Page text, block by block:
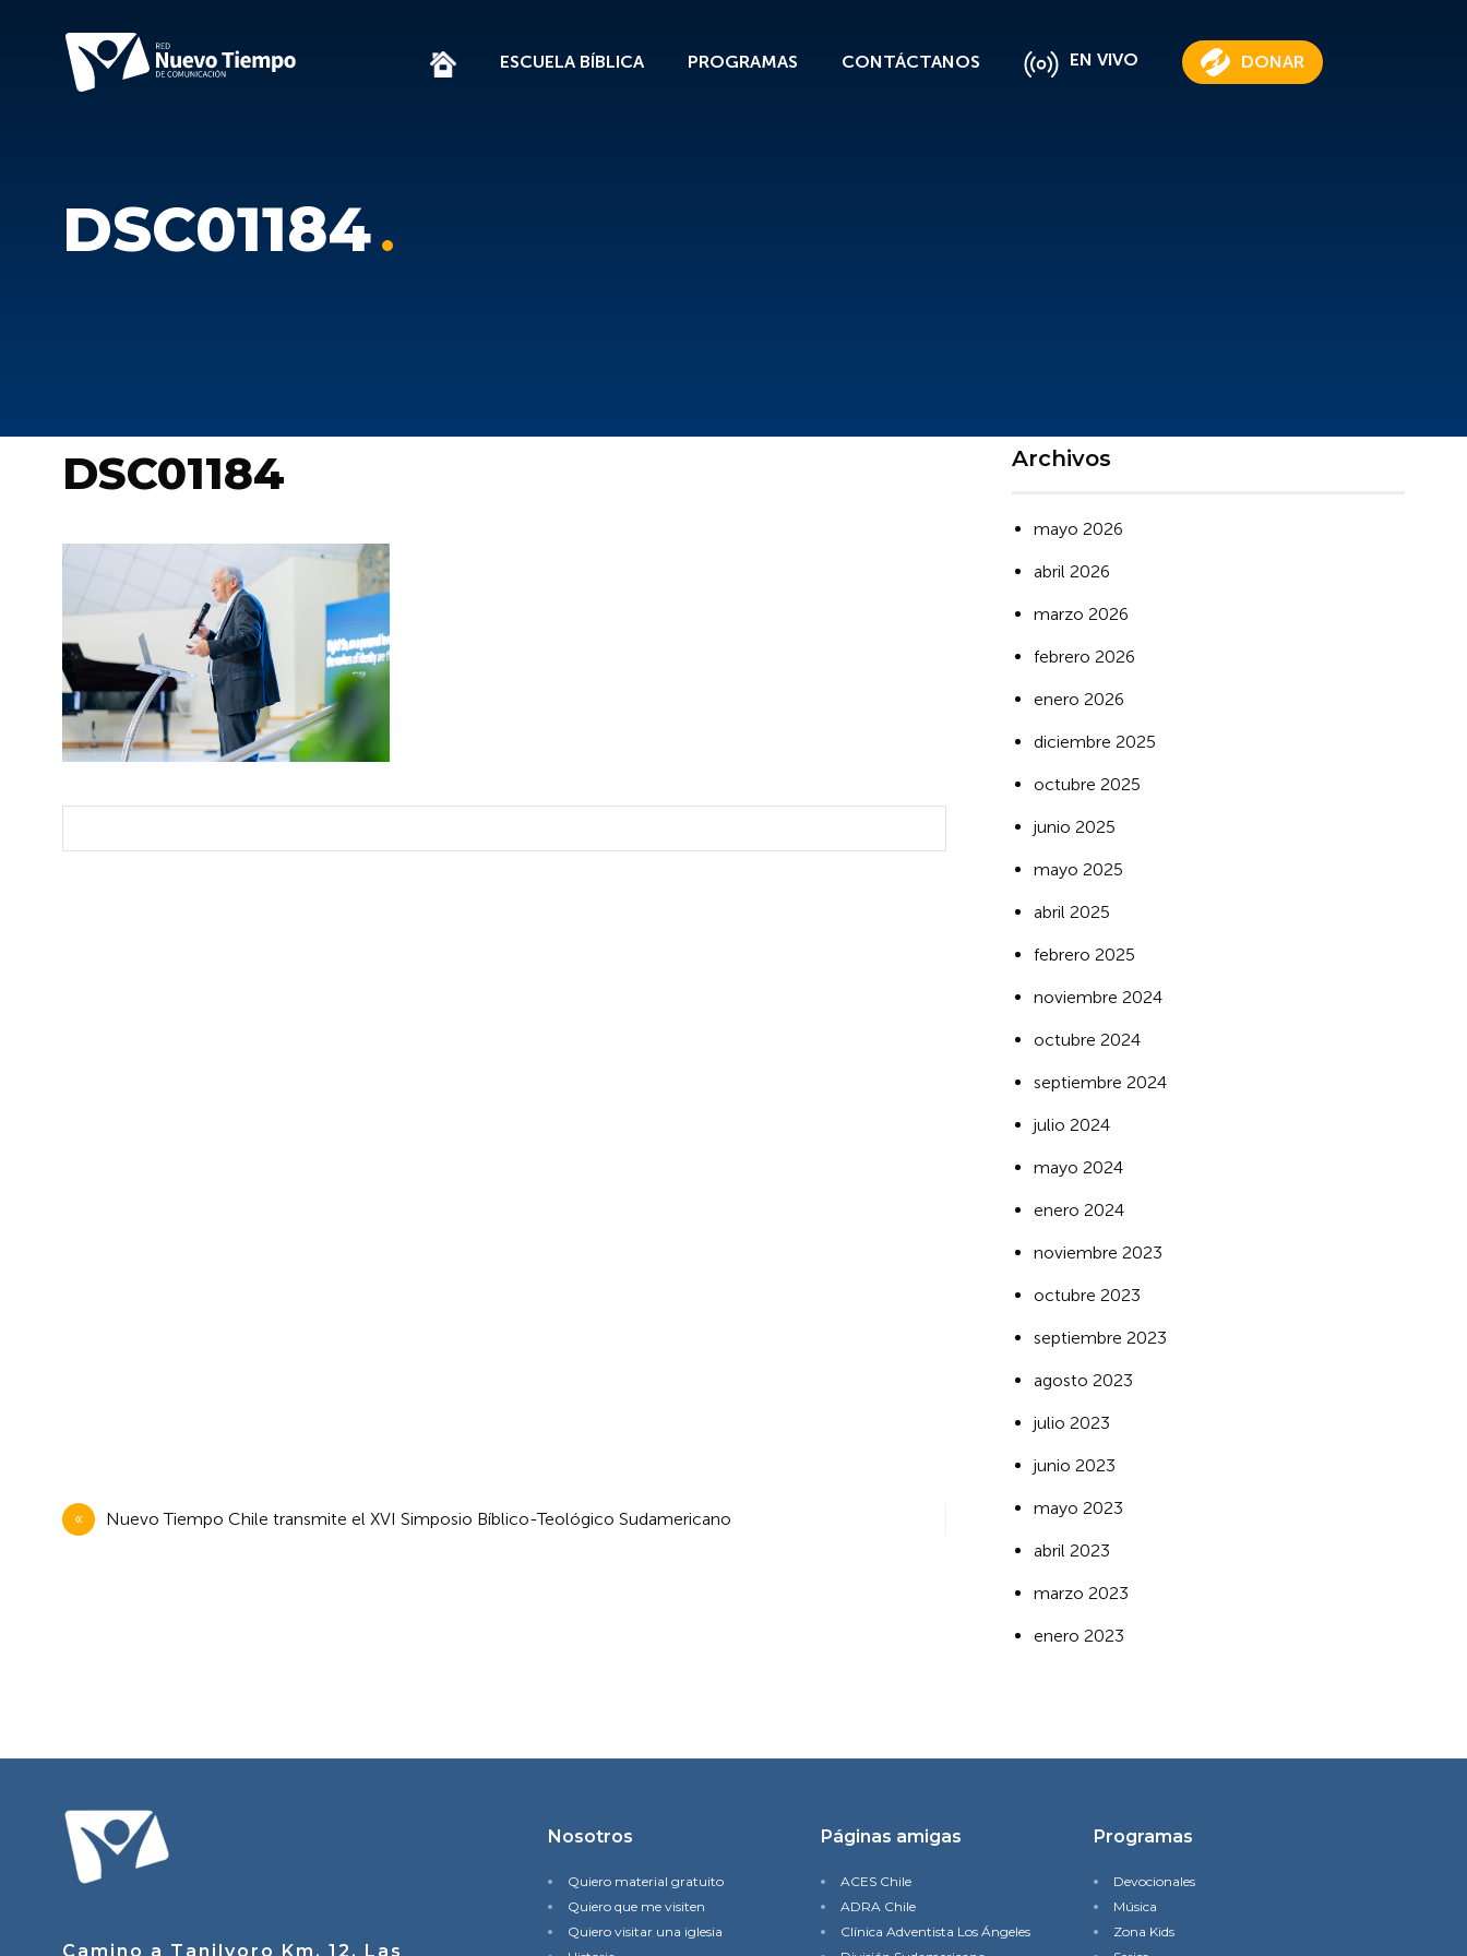
ESCUELA BÍBLICA PROGRAMAS CONTÁCTANOS EN VIVO DONAR
DSC01184
DSC01184
Navegación
de
Nuevo Tiempo Chile transmite el XVI Simposio Bíblico-Teológico Sudamericano
Archivos
mayo 2026
abril 2026
marzo 2026
febrero 2026
enero 2026
diciembre 2025
octubre 2025
junio 2025
mayo 2025
abril 2025
febrero 2025
noviembre 2024
octubre 2024
septiembre 2024
julio 2024
mayo 2024
enero 2024
noviembre 2023
octubre 2023
septiembre 2023
agosto 2023
julio 2023
junio 2023
mayo 2023
abril 2023
marzo 2023
enero 2023
Camino a Tanilvoro Km. 12, Las
Nosotros
Quiero material gratuito
Quiero que me visiten
Quiero visitar una iglesia
Páginas amigas
ACES Chile
ADRA Chile
Clínica Adventista Los Ángeles
Programas
Devocionales
Música
Zona Kids